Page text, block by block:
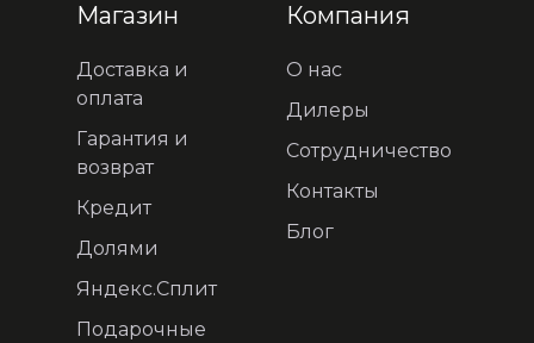
Магазин
Доставка и
оплата
Гарантия и
возврат
Кредит
Долями
Яндекс.Сплит
Подарочные
Компания
О нас
Дилеры
Сотрудничество
Контакты
Блог